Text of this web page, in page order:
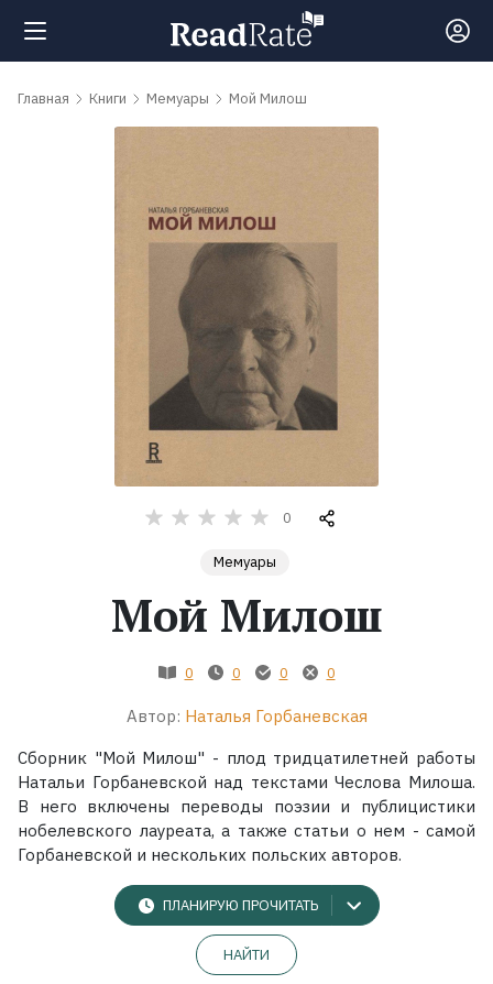
Поиск
обсуждаемые
Экранизации
Коллекции
Главная Книги Мемуары Мой Милош
0
Мемуары
Мой Милош
0 0 0 0
Автор: Наталья Горбаневская
Сборник "Мой Милош" - плод тридцатилетней работы
Натальи Горбаневской над текстами Чеслова Милоша.
В него включены переводы поэзии и публицистики
нобелевского лауреата, а также статьи о нем - самой
Горбаневской и нескольких польских авторов.
ПЛАНИРУЮ ПРОЧИТАТЬ
НАЙТИ